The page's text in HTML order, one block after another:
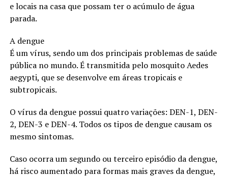
e locais na casa que possam ter o acúmulo de água
parada.
A dengue
É um vírus, sendo um dos principais problemas de saúde
pública no mundo. É transmitida pelo mosquito Aedes
aegypti, que se desenvolve em áreas tropicais e
subtropicais.
O vírus da dengue possui quatro variações: DEN-1, DEN-
2, DEN-3 e DEN-4. Todos os tipos de dengue causam os
mesmo sintomas.
Caso ocorra um segundo ou terceiro episódio da dengue,
há risco aumentado para formas mais graves da dengue,